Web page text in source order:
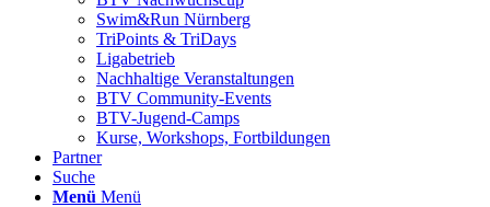
Swim&Run Nürnberg
TriPoints & TriDays
Ligabetrieb
Nachhaltige Veranstaltungen
BTV Community-Events
BTV-Jugend-Camps
Kurse, Workshops, Fortbildungen
Partner
Suche
Menü Menü